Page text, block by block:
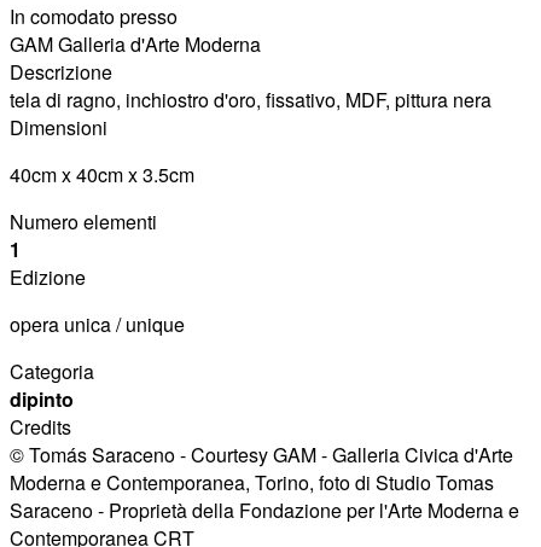
In comodato presso
GAM Galleria d'Arte Moderna
Descrizione
tela di ragno, inchiostro d'oro, fissativo, MDF, pittura nera
Dimensioni
40cm x 40cm x 3.5cm
Numero elementi
1
Edizione
opera unica / unique
Categoria
dipinto
Credits
© Tomás Saraceno - Courtesy GAM - Galleria Civica d'Arte
Moderna e Contemporanea, Torino, foto di Studio Tomas
Saraceno - Proprietà della Fondazione per l'Arte Moderna e
Contemporanea CRT